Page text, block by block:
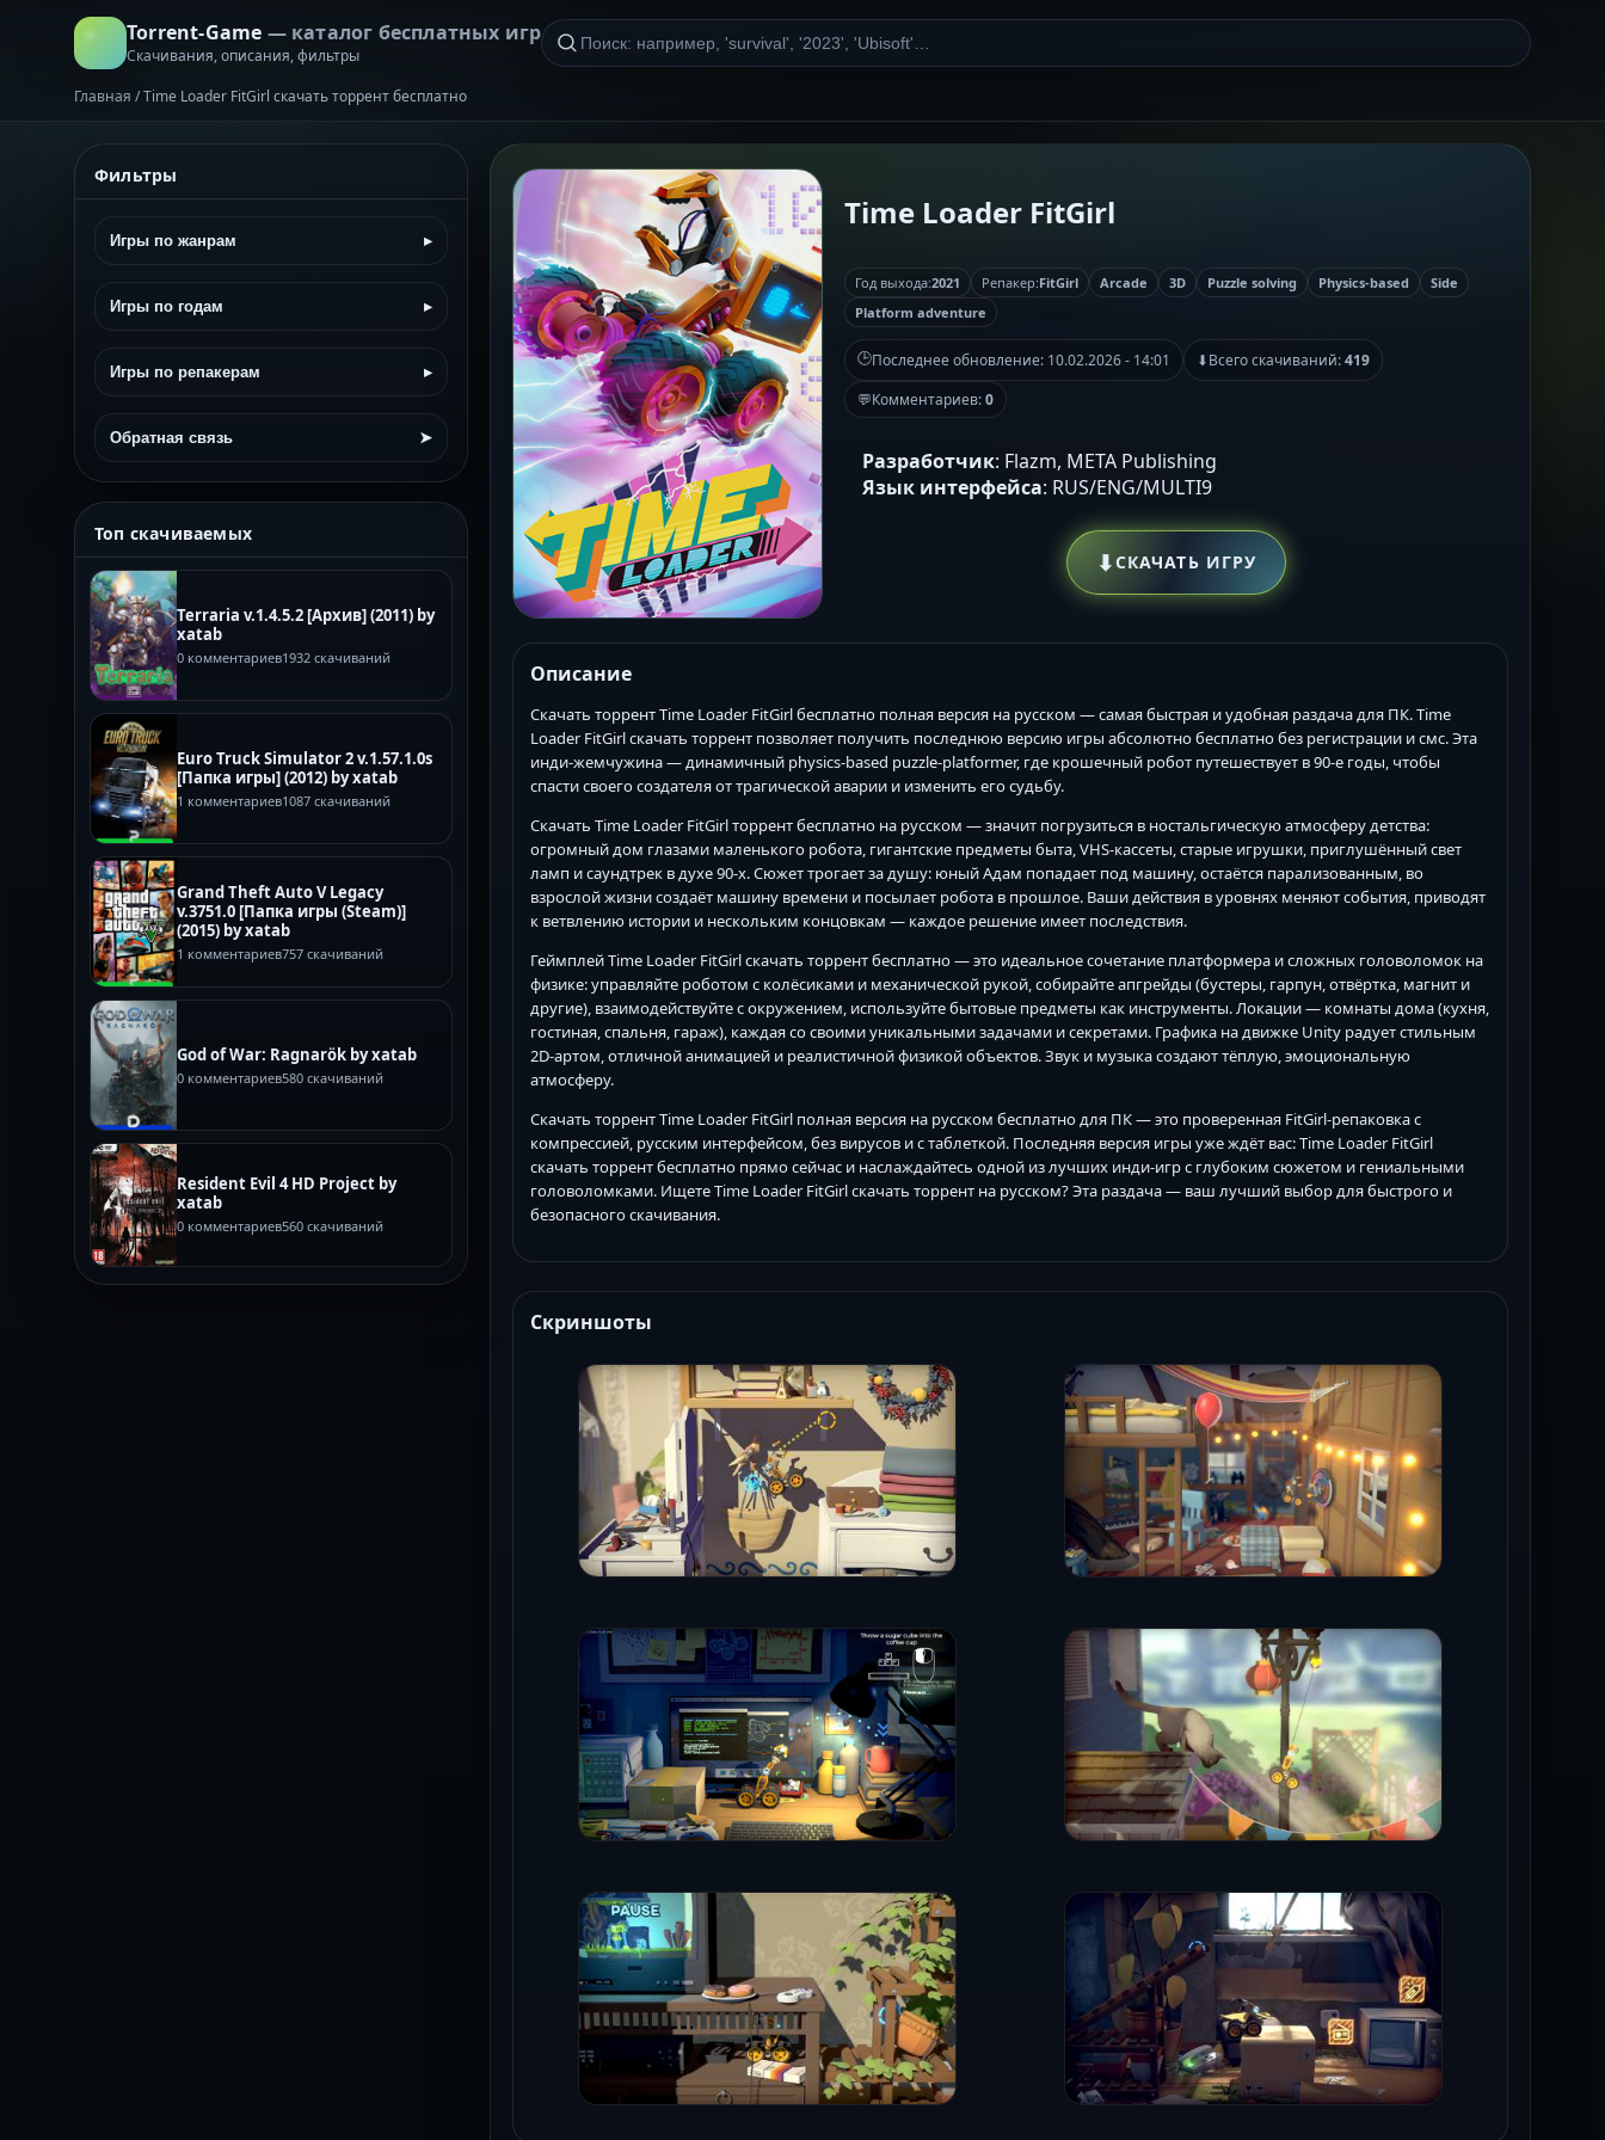
Torrent-Game — каталог бесплатных игр
Скачивания, описания, фильтры
Главная /Time Loader FitGirl скачать торрент бесплатно
Фильтры
Игры по жанрам ▸
Игры по годам ▸
Игры по репакерам ▸
Обратная связь ➤
Топ скачиваемых
Terraria v.1.4.5.2 [Архив] (2011) by
xatab
0 комментариев1932 скачиваний
Euro Truck Simulator 2 v.1.57.1.0s
[Папка игры] (2012) by xatab
1 комментариев1087 скачиваний
Grand Theft Auto V Legacy
v.3751.0 [Папка игры (Steam)]
(2015) by xatab
1 комментариев757 скачиваний
God of War: Ragnarök by xatab
0 комментариев580 скачиваний
Resident Evil 4 HD Project by
xatab
0 комментариев560 скачиваний
Time Loader FitGirl
Год выхода:2021 Репакер:FitGirl Arcade 3D Puzzle solving Physics-based
Side
Platform adventure
🕒Последнее обновление: 10.02.2026 - 14:01 ⬇Всего скачиваний:419
💬Комментариев:0
Разработчик: Flazm, META Publishing
Язык интерфейса: RUS/ENG/MULTI9
⬇СКАЧАТЬ ИГРУ
Описание
Скачать торрент Time Loader FitGirl бесплатно полная версия на русском — самая быстрая и удобная раздача для ПК. Time
Loader FitGirl скачать торрент позволяет получить последнюю версию игры абсолютно бесплатно без регистрации и смс. Эта
инди-жемчужина — динамичный physics-based puzzle-platformer, где крошечный робот путешествует в 90-е годы, чтобы
спасти своего создателя от трагической аварии и изменить его судьбу.
Скачать Time Loader FitGirl торрент бесплатно на русском — значит погрузиться в ностальгическую атмосферу детства:
огромный дом глазами маленького робота, гигантские предметы быта, VHS-кассеты, старые игрушки, приглушённый свет
ламп и саундтрек в духе 90-х. Сюжет трогает за душу: юный Адам попадает под машину, остаётся парализованным, во
взрослой жизни создаёт машину времени и посылает робота в прошлое. Ваши действия в уровнях меняют события, приводят
к ветвлению истории и нескольким концовкам — каждое решение имеет последствия.
Геймплей Time Loader FitGirl скачать торрент бесплатно — это идеальное сочетание платформера и сложных головоломок на
физике: управляйте роботом с колёсиками и механической рукой, собирайте апгрейды (бустеры, гарпун, отвёртка, магнит и
другие), взаимодействуйте с окружением, используйте бытовые предметы как инструменты. Локации — комнаты дома (кухня,
гостиная, спальня, гараж), каждая со своими уникальными задачами и секретами. Графика на движке Unity радует стильным
2D-артом, отличной анимацией и реалистичной физикой объектов. Звук и музыка создают тёплую, эмоциональную
атмосферу.
Скачать торрент Time Loader FitGirl полная версия на русском бесплатно для ПК — это проверенная FitGirl-репаковка с
компрессией, русским интерфейсом, без вирусов и с таблеткой. Последняя версия игры уже ждёт вас: Time Loader FitGirl
скачать торрент бесплатно прямо сейчас и наслаждайтесь одной из лучших инди-игр с глубоким сюжетом и гениальными
головоломками. Ищете Time Loader FitGirl скачать торрент на русском? Эта раздача — ваш лучший выбор для быстрого и
безопасного скачивания.
Скриншоты